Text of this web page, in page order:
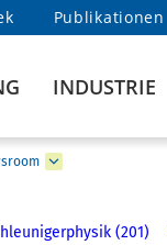
Publikationen
INDUSTRIE
(201)